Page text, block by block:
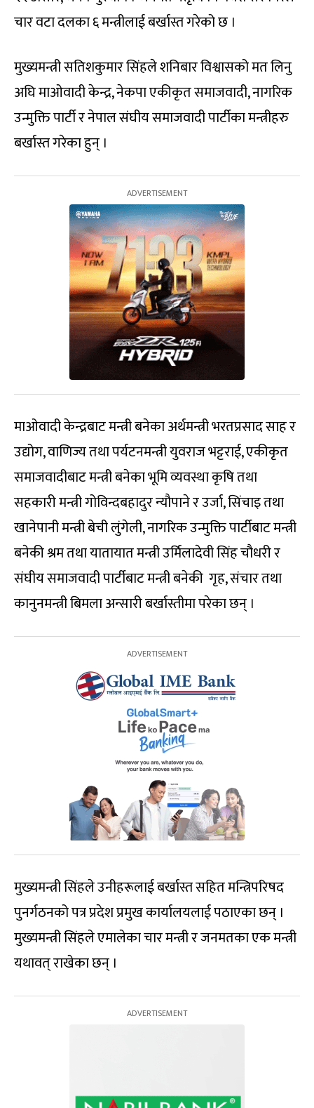
चार वटा दलका ६ मन्त्रीलाई बर्खास्त गरेको छ ।
मुख्यमन्त्री सतिशकुमार सिंहले शनिबार विश्वासको मत लिनु
अघि माओवादी केन्द्र, नेकपा एकीकृत समाजवादी, नागरिक
उन्मुक्ति पार्टी र नेपाल संघीय समाजवादी पार्टीका मन्त्रीहरु
बर्खास्त गरेका हुन् ।
माओवादी केन्द्रबाट मन्त्री बनेका अर्थमन्त्री भरतप्रसाद साह र
उद्योग, वाणिज्य तथा पर्यटनमन्त्री युवराज भट्टराई, एकीकृत
समाजवादीबाट मन्त्री बनेका भूमि व्यवस्था कृषि तथा
सहकारी मन्त्री गोविन्दबहादुर न्यौपाने र उर्जा, सिंचाइ तथा
खानेपानी मन्त्री बेची लुंगेली, नागरिक उन्मुक्ति पार्टीबाट मन्त्री
बनेकी श्रम तथा यातायात मन्त्री उर्मिलादेवी सिंह चौधरी र
संघीय समाजवादी पार्टीबाट मन्त्री बनेकी गृह, संचार तथा
कानुनमन्त्री बिमला अन्सारी बर्खास्तीमा परेका छन् ।
मुख्यमन्त्री सिंहले उनीहरूलाई बर्खास्त सहित मन्त्रिपरिषद
पुनर्गठनको पत्र प्रदेश प्रमुख कार्यालयलाई पठाएका छन् ।
मुख्यमन्त्री सिंहले एमालेका चार मन्त्री र जनमतका एक मन्त्री
यथावत् राखेका छन् ।